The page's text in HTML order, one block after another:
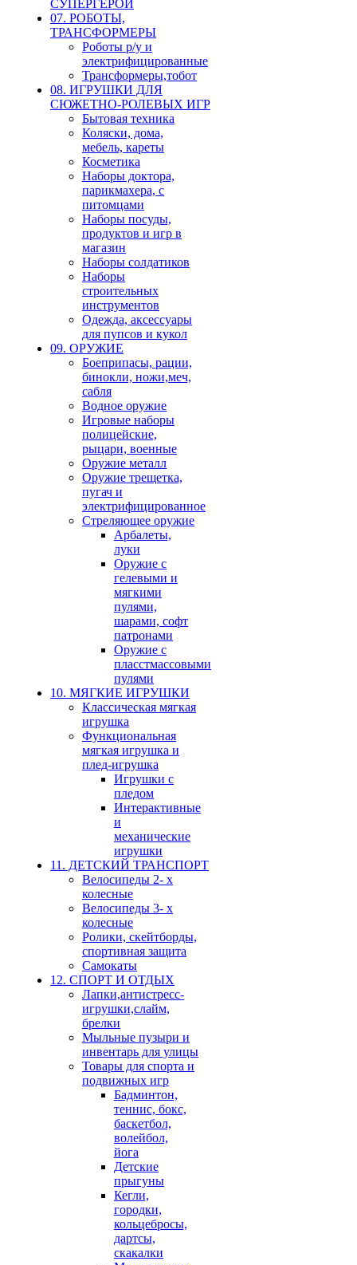
СУПЕРГЕРОИ
07. РОБОТЫ,
ТРАНСФОРМЕРЫ
Роботы р/у и
электрифицированные
Трансформеры,тобот
08. ИГРУШКИ ДЛЯ
СЮЖЕТНО-РОЛЕВЫХ ИГР
Бытовая техника
Коляски, дома,
мебель, кареты
Косметика
Наборы доктора,
парикмахера, с
питомцами
Наборы посуды,
продуктов и игр в
магазин
Наборы солдатиков
Наборы
строительных
инструментов
Одежда, аксессуары
для пупсов и кукол
09. ОРУЖИЕ
Боеприпасы, рации,
бинокли, ножи,меч,
сабля
Водное оружие
Игровые наборы
полицейские,
рыцари, военные
Оружие металл
Оружие трещетка,
пугач и
электрифицированное
Стреляющее оружие
Арбалеты,
луки
Оружие с
гелевыми и
мягкими
пулями,
шарами, софт
патронами
Оружие с
пласстмассовыми
пулями
10. МЯГКИЕ ИГРУШКИ
Классическая мягкая
игрушка
Функциональная
мягкая игрушка и
плед-игрушка
Игрушки с
пледом
Интерактивные
и
механические
игрушки
11. ДЕТСКИЙ ТРАНСПОРТ
Велосипеды 2- х
колесные
Велосипеды 3- х
колесные
Ролики, скейтборды,
спортивная защита
Самокаты
12. СПОРТ И ОТДЫХ
Лапки,антистресс-
игрушки,слайм,
брелки
Мыльные пузыри и
инвентарь для улицы
Товары для спорта и
подвижных игр
Бадминтон,
теннис, бокс,
баскетбол,
волейбол,
йога
Детские
прыгуны
Кегли,
городки,
кольцебросы,
дартсы,
скакалки